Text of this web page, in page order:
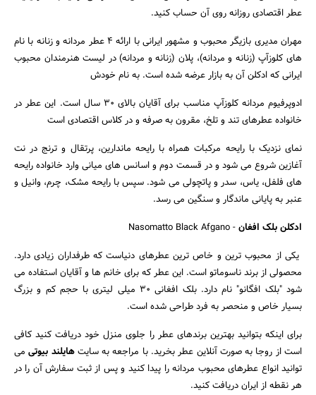
عطر اقتصادی روزانه روی آن حساب کنید.
مهران مدیری بازیگر محبوب و مشهور ایرانی با ارائه 4 عطر مردانه و زنانه با نام
های کلوزآپ (زنانه و مردانه)، پلان (زنانه و مردانه) در لیست هنرمندان محبوب
ایرانی که ادکلن آن به بازار عرضه شده است. به نام خودش
ادوپرفیوم مردانه کلوزآپ مناسب برای آقایان بالای 30 سال است. این عطر در
خانواده عطرهای تند و تلخ، مقرون به صرفه و در کلاس اقتصادی است
نمای نزدیک با رایحه مرکبات همراه با رایحه ماندارین، پرتقال و ترنج در نت
آغازین شروع می شود و در قسمت دوم و اسانس های میانی وارد خانواده رایحه
های فلفل، یاس، سدر و پاتچولی می شود. سپس با رایحه مشک، چرم، وانیل و
عنبر به پایانی ماندگار و سنگین می رسد.
ادکلن بلک افغان- Nasomatto Black Afgano
یکی از محبوب ترین و خاص ترین عطرهای دنیاست که طرفداران زیادی دارد.
محصولی از برند ناسوماتو است. این عطر که برای خانم ها و آقایان استفاده می
شود "بلک افگانو" نام دارد. بلک افغانی 30 میلی لیتری با حجم کم و بزرگ
بسیار خاص و منحصر به فرد طراحی شده است.
برای اینکه بتوانید بهترین برندهای عطر را جلوی منزل خود دریافت کنید کافی
است از روجا به صورت آنلاین عطر بخرید. با مراجعه به سایتهایلند بیوتیمی
توانید انواع عطرهای محبوب مردانه را پیدا کنید و پس از ثبت سفارش آن را در
هر نقطه از ایران دریافت کنید.